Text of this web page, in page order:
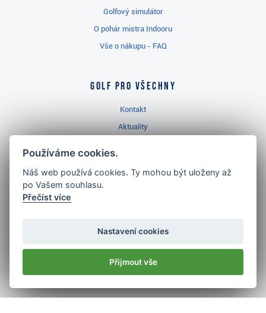
Golfový simulátor
O pohár mistra Indooru
Vše o nákupu - FAQ
Golf pro všechny
Kontakt
Aktuality
Golfový slovník
Nejlépe hodnocený
v ČR
Používáme cookies.
Náš web používá cookies. Ty mohou být uloženy až
po Vašem souhlasu.
Přečíst více
Nastavení cookies
Přijmout vše